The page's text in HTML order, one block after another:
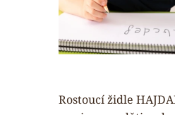
Rostoucí židle